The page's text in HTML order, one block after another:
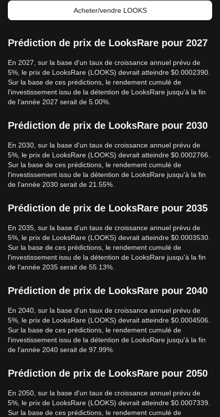
Acheter/vendre LOOKS
Prédiction de prix de LooksRare pour 2027
En 2027, sur la base d'un taux de croissance annuel prévu de
5%, le prix de LooksRare (LOOKS) devrait atteindre $0.0002390.
Sur la base de ces prédictions, le rendement cumulé de
l'investissement issu de la détention de LooksRare jusqu'à la fin
de l'année 2027 serait de 5.00%.
Prédiction de prix de LooksRare pour 2030
En 2030, sur la base d'un taux de croissance annuel prévu de
5%, le prix de LooksRare (LOOKS) devrait atteindre $0.0002766.
Sur la base de ces prédictions, le rendement cumulé de
l'investissement issu de la détention de LooksRare jusqu'à la fin
de l'année 2030 serait de 21.55%.
Prédiction de prix de LooksRare pour 2035
En 2035, sur la base d'un taux de croissance annuel prévu de
5%, le prix de LooksRare (LOOKS) devrait atteindre $0.0003530.
Sur la base de ces prédictions, le rendement cumulé de
l'investissement issu de la détention de LooksRare jusqu'à la fin
de l'année 2035 serait de 55.13%.
Prédiction de prix de LooksRare pour 2040
En 2040, sur la base d'un taux de croissance annuel prévu de
5%, le prix de LooksRare (LOOKS) devrait atteindre $0.0004506.
Sur la base de ces prédictions, le rendement cumulé de
l'investissement issu de la détention de LooksRare jusqu'à la fin
de l'année 2040 serait de 97.99%.
Prédiction de prix de LooksRare pour 2050
En 2050, sur la base d'un taux de croissance annuel prévu de
5%, le prix de LooksRare (LOOKS) devrait atteindre $0.0007339.
Sur la base de ces prédictions, le rendement cumulé de